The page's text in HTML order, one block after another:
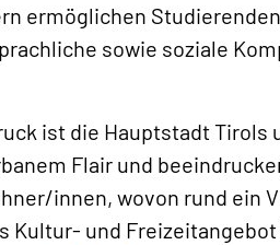
ermöglichen
sowie soziale
ist die Hauptstadt Tirols
Flair und
innen, wovon rund ein
Kultur- und